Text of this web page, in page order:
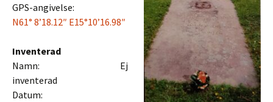
GPS-angivelse:
N61° 8’18.12″ E15°10’16.98″
Inventerad
Namn: Ej
inventerad
Datum: